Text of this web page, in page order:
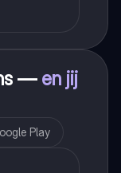
— en jij
Play